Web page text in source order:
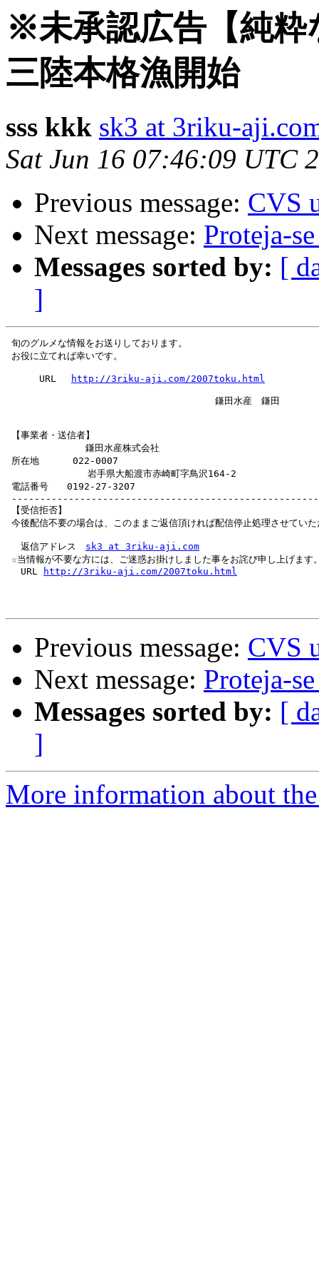
※未承認広告【純粋
三陸本格漁開始
sss kkk sk3 at 3riku-
Sat Jun 16 07:46:09 UTC
Previous message: CVS
Next message: Proteja-
Messages sorted by: [
]
旬のグルメな情報をお送りしております。
お役に立てれば幸いです。
URL http://3riku-aji.com/2007toku.html
鎌田水産　鎌田
【事業者・送信者】
鎌田水産株式会社
所在地　　　 022-0007
岩手県大船渡市赤崎町字鳥沢164-2
電話番号　　0192-27-3207
【受信拒否】
今後配信不要の場合は、このままご返信頂ければ配信停止処理させてい
返信アドレス sk3 at 3riku-aji.com
☆当情報が不要な方には、ご迷惑お掛けしました事をお詫び申し上げます
URL
http://3riku-aji.com/2007toku.html
Previous message: CVS
Next message: Proteja-
Messages sorted by: [
]
More information about